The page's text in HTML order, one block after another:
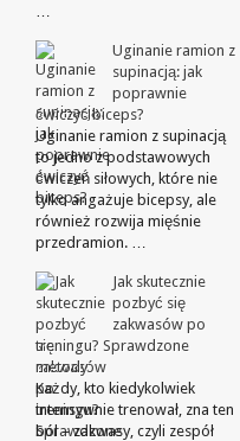
…
Uginanie ramion z
supinacją: jak
poprawnie
ćwiczyć biceps?
Uginanie ramion z supinacją
to jedno z podstawowych
ćwiczeń siłowych, które nie
tylko angażuje bicepsy, ale
również rozwija mięśnie
przedramion. …
Jak skutecznie
pozbyć się
zakwasów po
treningu? Sprawdzone
metody
Każdy, kto kiedykolwiek
intensywnie trenował, zna ten
ból – zakwasy, czyli zespół